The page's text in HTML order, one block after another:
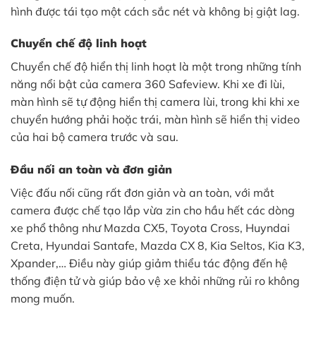
hình được tái tạo một cách sắc nét và không bị giật lag.
Chuyển chế độ linh hoạt
Chuyển chế độ hiển thị linh hoạt là một trong những tính
năng nổi bật của camera 360 Safeview. Khi xe đi lùi,
màn hình sẽ tự động hiển thị camera lùi, trong khi khi xe
chuyển hướng phải hoặc trái, màn hình sẽ hiển thị video
của hai bộ camera trước và sau.
Đầu nối an toàn và đơn giản
Việc đấu nối cũng rất đơn giản và an toàn, với mắt
camera được chế tạo lắp vừa zin cho hầu hết các dòng
xe phổ thông như Mazda CX5, Toyota Cross, Huyndai
Creta, Hyundai Santafe, Mazda CX 8, Kia Seltos, Kia K3,
Xpander,… Điều này giúp giảm thiểu tác động đến hệ
thống điện tử và giúp bảo vệ xe khỏi những rủi ro không
mong muốn.